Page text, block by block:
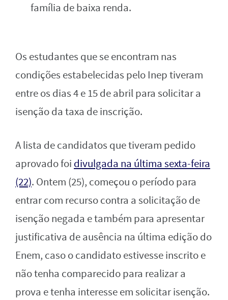
família de baixa renda.
Os estudantes que se encontram nas
condições estabelecidas pelo Inep tiveram
entre os dias 4 e 15 de abril para solicitar a
isenção da taxa de inscrição.
A lista de candidatos que tiveram pedido
aprovado foi divulgada na última sexta-feira
(22). Ontem (25), começou o período para
entrar com recurso contra a solicitação de
isenção negada e também para apresentar
justificativa de ausência na última edição do
Enem, caso o candidato estivesse inscrito e
não tenha comparecido para realizar a
prova e tenha interesse em solicitar isenção.